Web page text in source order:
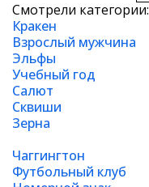
Смотрели категории:
Кракен
Взрослый мужчина
Эльфы
Учебный год
Салют
Сквиши
Зерна
Чаггингтон
Футбольный клуб